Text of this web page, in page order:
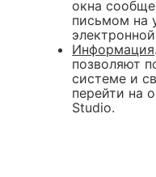
окна
письмом на
Информация
позволяют
системе и
перейти на
Studio.